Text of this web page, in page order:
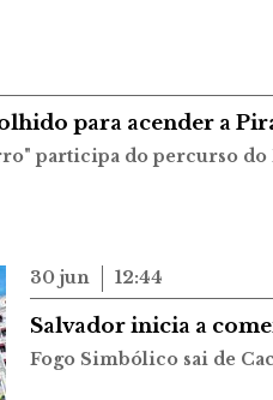
para acender a
participa do percurso
30 jun 12:44
Salvador inicia a
Fogo Simbólico sai de